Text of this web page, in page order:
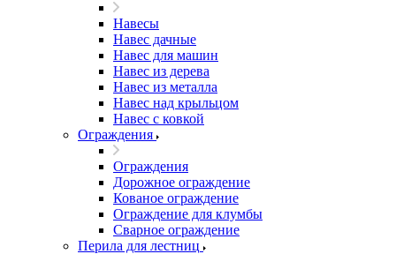
Навесы
Навес дачные
Навес для машин
Навес из дерева
Навес из металла
Навес над крыльцом
Навес с ковкой
Ограждения
Ограждения
Дорожное ограждение
Кованое ограждение
Ограждение для клумбы
Сварное ограждение
Перила для лестниц